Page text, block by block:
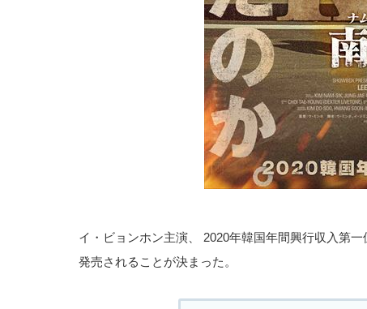
イ・ビョンホン主演、 2020年韓国年間興行収入第
発売されることが決まった。